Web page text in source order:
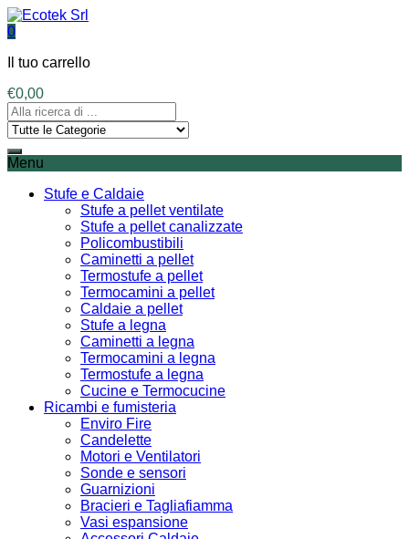
0
Il tuo carrello
€0,00
Menu
Stufe e Caldaie
Stufe a pellet ventilate
Stufe a pellet canalizzate
Policombustibili
Caminetti a pellet
Termostufe a pellet
Termocamini a pellet
Caldaie a pellet
Stufe a legna
Caminetti a legna
Termocamini a legna
Termostufe a legna
Cucine e Termocucine
Ricambi e fumisteria
Enviro Fire
Candelette
Motori e Ventilatori
Sonde e sensori
Guarnizioni
Bracieri e Tagliafiamma
Vasi espansione